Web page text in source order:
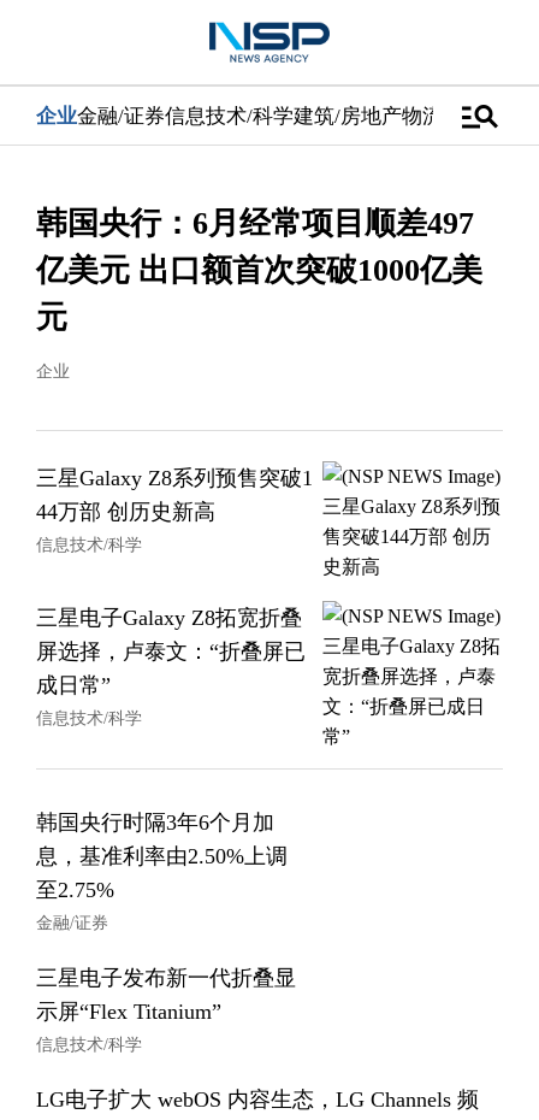
企业金融/证券信息技术/科学建筑/房地产物流/配送汽车
manage_search
韩国央行：6月经常项目顺差497
亿美元 出口额首次突破1000亿美
元
企业
三星Galaxy Z8系列预售突破1
44万部 创历史新高
信息技术/科学
三星电子Galaxy Z8拓宽折叠
屏选择，卢泰文：“折叠屏已
成日常”
信息技术/科学
韩国央行时隔3年6个月加
息，基准利率由2.50%上调
至2.75%
金融/证券
三星电子发布新一代折叠显
示屏“Flex Titanium”
信息技术/科学
LG电子扩大 webOS 内容生态，LG Channels 频